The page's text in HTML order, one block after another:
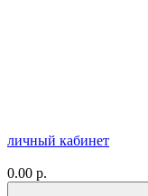
личный кабинет
0.00 р.